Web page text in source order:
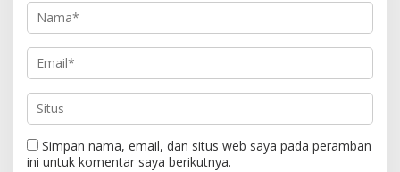
Simpan nama, email, dan situs web saya pada peramban
ini untuk komentar saya berikutnya.